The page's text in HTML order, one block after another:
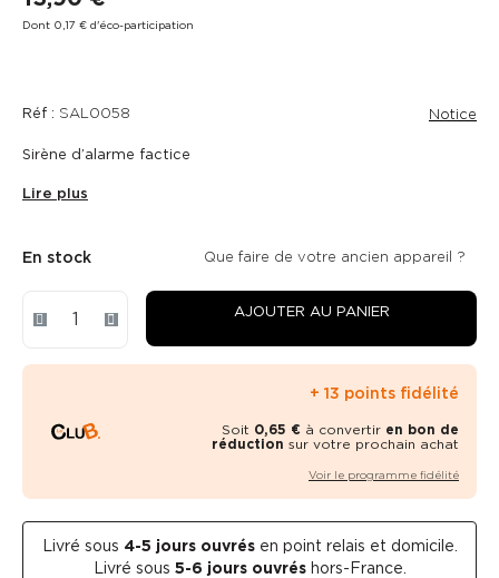
Dont 0,17 € d'éco-participation
Réf : SAL0058 Notice
Sirène d’alarme factice
Lire plus
En stock Que faire de votre ancien appareil ?
AJOUTER AU PANIER
+ 13 points fidélité
Soit 0,65 € à convertir en bon de
réduction sur votre prochain achat
Voir le programme fidélité
Livré sous 4-5 jours ouvrésen point relais et domicile.
Livré sous 5-6 jours ouvréshors-France.